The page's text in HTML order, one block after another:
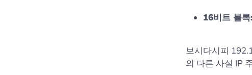
16비트 블록:
보시다시피
의 다른 사설 IP